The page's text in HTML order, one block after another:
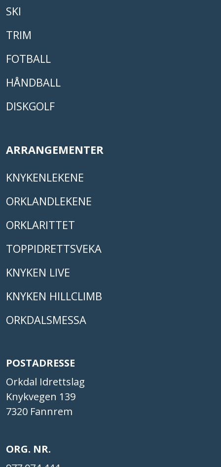
SKI
TRIM
FOTBALL
HÅNDBALL
DISKGOLF
ARRANGEMENTER
KNYKENLEKENE
ORKLANDLEKENE
ORKLARITTET
TOPPIDRETTSVEKA
KNYKEN LIVE
KNYKEN HILLCLIMB
ORKDALSMESSA
POSTADRESSE
Orkdal Idrettslag
Knykvegen 139
7320 Fannrem
ORG. NR.